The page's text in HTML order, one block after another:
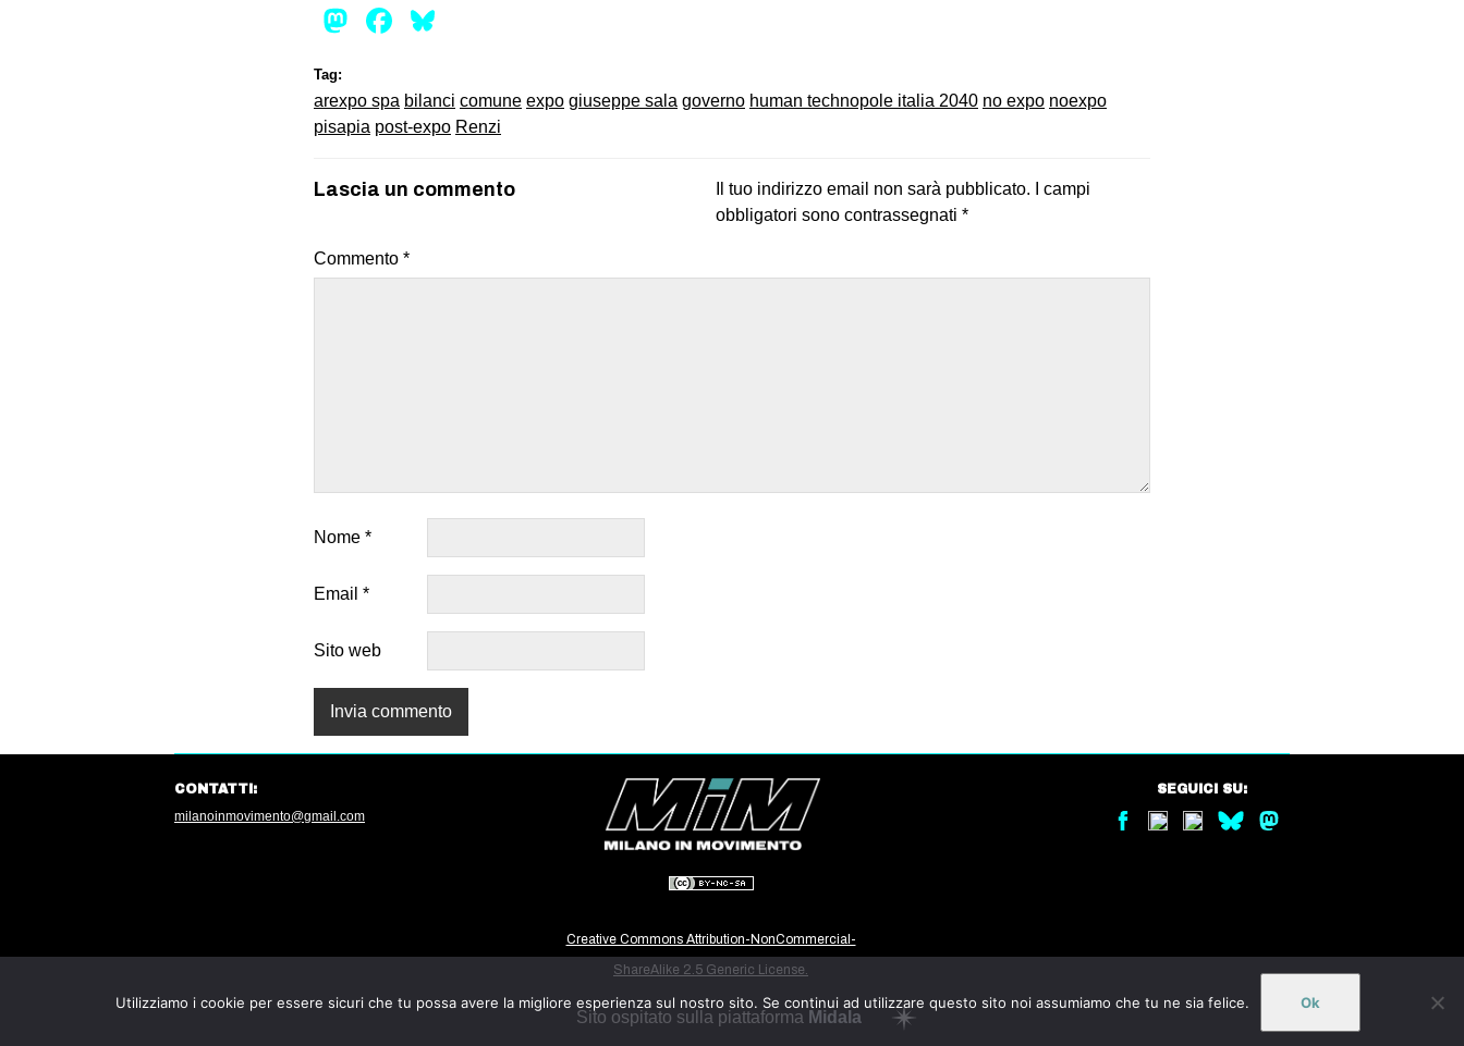
Mastodon
Facebook
Tag:
arexpo spa bilanci comune expo giuseppe sala governo human technopole italia 2040 no expo noexpo
pisapia post-expo Renzi
Lascia un commento Il tuo indirizzo email non sarà pubblicato.
I campi
obbligatori sono contrassegnati *
Commento *
Nome *
Email *
Sito web
Creative Commons Attribution-NonCommercial-
ShareAlike 2.5 Generic License.
CONTATTI:
milanoinmovimento@gmail.com
SEGUICI SU:
Sito ospitato sulla piattaforma Midala
Utilizziamo i cookie per essere sicuri che tu possa avere la migliore esperienza sul nostro sito. Se continui ad utilizzare questo sito noi assumiamo che tu ne sia felice. Ok